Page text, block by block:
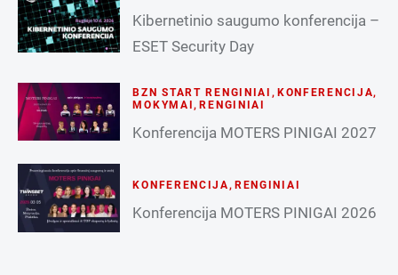
Kibernetinio saugumo konferencija –
ESET Security Day
BZN START RENGINIAI , KONFERENCIJA,
MOKYMAI ,RENGINIAI
Konferencija MOTERS PINIGAI 2027
KONFERENCIJA , RENGINIAI
Konferencija MOTERS PINIGAI 2026